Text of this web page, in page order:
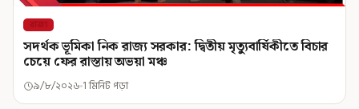
রাজ্য
সদর্থক ভূমিকা নিক রাজ্য সরকার: দ্বিতীয় মৃত্যুবার্ষিকীতে বিচার
চেয়ে ফের রাস্তায় অভয়া মঞ্চ
৯/৮/২০২৬ 1 মিনিট পড়া